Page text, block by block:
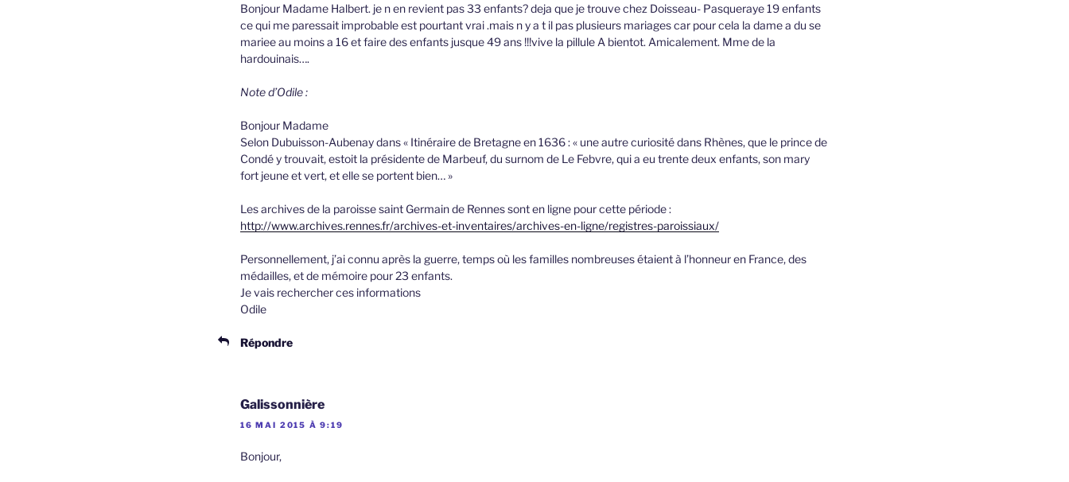
Bonjour Madame Halbert. je n en revient pas 33 enfants? deja que je trouve chez Doisseau- Pasqueraye 19 enfants
ce qui me paressait improbable est pourtant vrai .mais n y a t il pas plusieurs mariages car pour cela la dame a du se
mariee au moins a 16 et faire des enfants jusque 49 ans !!!vive la pillule A bientot. Amicalement. Mme de la
hardouinais….
Note d’Odile :
Bonjour Madame
Selon Dubuisson-Aubenay dans « Itinéraire de Bretagne en 1636 : « une autre curiosité dans Rhènes, que le prince de
Condé y trouvait, estoit la présidente de Marbeuf, du surnom de Le Febvre, qui a eu trente deux enfants, son mary
fort jeune et vert, et elle se portent bien… »
Les archives de la paroisse saint Germain de Rennes sont en ligne pour cette période :
http://www.archives.rennes.fr/archives-et-inventaires/archives-en-ligne/registres-paroissiaux/
Personnellement, j’ai connu après la guerre, temps où les familles nombreuses étaient à l’honneur en France, des
médailles, et de mémoire pour 23 enfants.
Je vais rechercher ces informations
Odile
Répondre
Galissonnière
16 MAI 2015 À 9:19
Bonjour,